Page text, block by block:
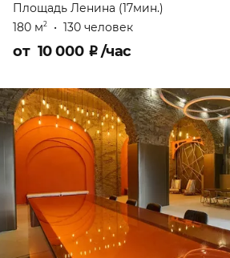
Площадь Ленина (17мин.)
180 м2 • 130 человек
от 10 000 ₽/час